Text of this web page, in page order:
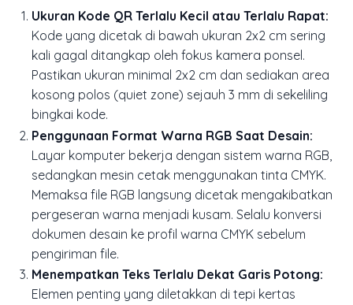
Ukuran Kode QR Terlalu Kecil atau Terlalu Rapat:
Kode yang dicetak di bawah ukuran 2x2 cm sering
kali gagal ditangkap oleh fokus kamera ponsel.
Pastikan ukuran minimal 2x2 cm dan sediakan area
kosong polos (quiet zone) sejauh 3 mm di sekeliling
bingkai kode.
Penggunaan Format Warna RGB Saat Desain:
Layar komputer bekerja dengan sistem warna RGB,
sedangkan mesin cetak menggunakan tinta CMYK.
Memaksa file RGB langsung dicetak mengakibatkan
pergeseran warna menjadi kusam. Selalu konversi
dokumen desain ke profil warna CMYK sebelum
pengiriman file.
Menempatkan Teks Terlalu Dekat Garis Potong:
Elemen penting yang diletakkan di tepi kertas